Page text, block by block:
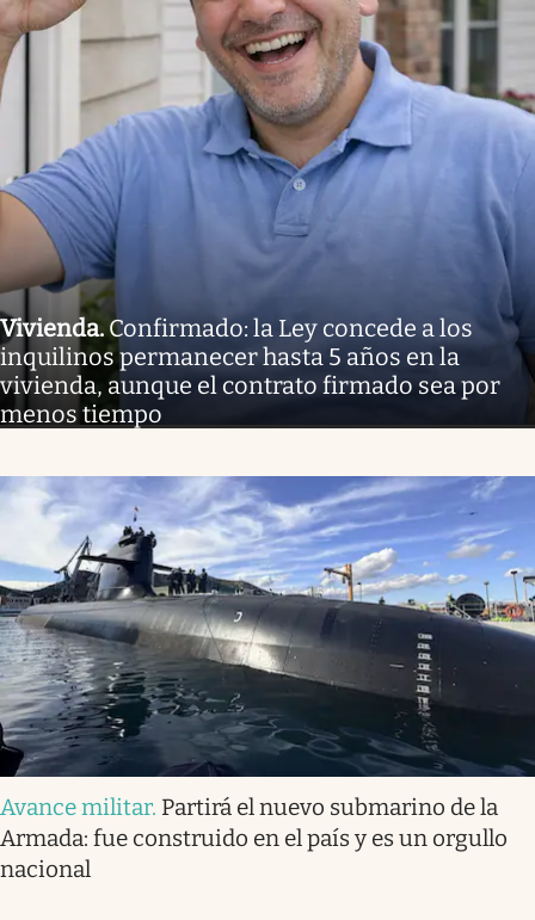
Vivienda.Confirmado: la Ley concede a los
inquilinos permanecer hasta 5 años en la
vivienda, aunque el contrato firmado sea por
menos tiempo
Avance militar. Partirá el nuevo submarino de la
Armada: fue construido en el país y es un orgullo
nacional